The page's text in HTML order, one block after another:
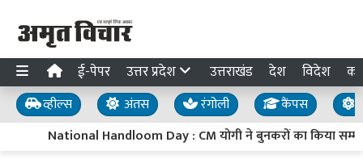
ई-पेपर उत्तर प्रदेश उत्तराखंड देश विदेश
व्हील्स अंतस रंगोली कैंपस
National Handloom Day : CM योगी ने बुनकरों का किया